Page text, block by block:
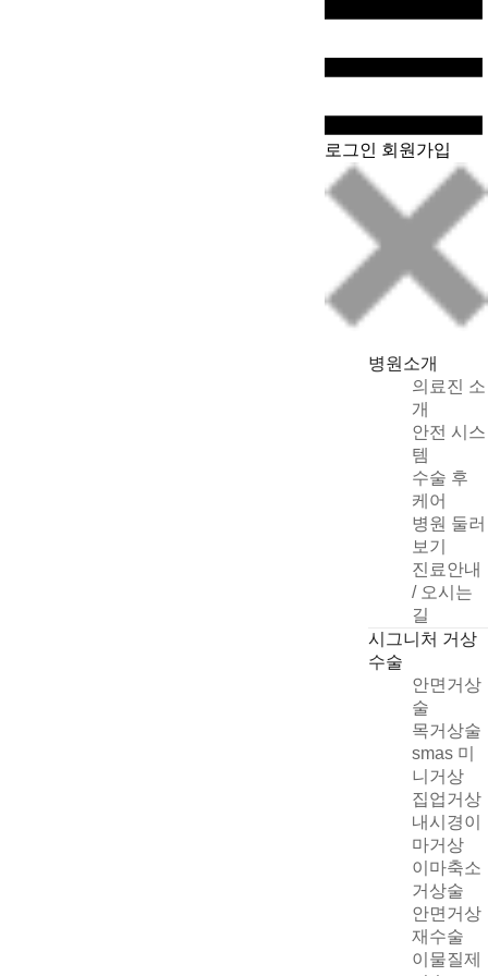
로그인 회원가입
병원소개
의료진 소
개
안전 시스
템
수술 후
케어
병원 둘러
보기
진료안내
/ 오시는
길
시그니처 거상
수술
안면거상
술
목거상술
smas 미
니거상
집업거상
내시경이
마거상
이마축소
거상술
안면거상
재수술
이물질제